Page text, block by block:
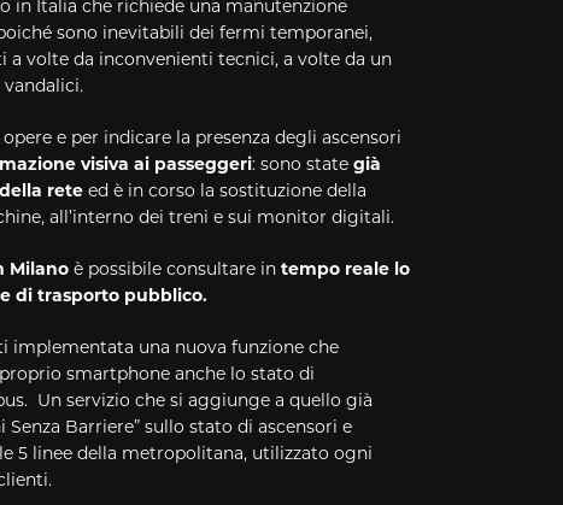
Italia che richiede una manutenzione
sono inevitabili dei fermi temporanei,
a volte da inconvenienti tecnici, a volte da un
e per indicare la presenza degli ascensori
visiva ai passeggeri: sono state già
rete ed è in corso la sostituzione della
all’interno dei treni e sui monitor digitali.
Milano è possibile consultare in tempo reale lo
di trasporto pubblico.
implementata una nuova funzione che
smartphone anche lo stato di
Un servizio che si aggiunge a quello già
Barriere” sullo stato di ascensori e
5 linee della metropolitana, utilizzato ogni